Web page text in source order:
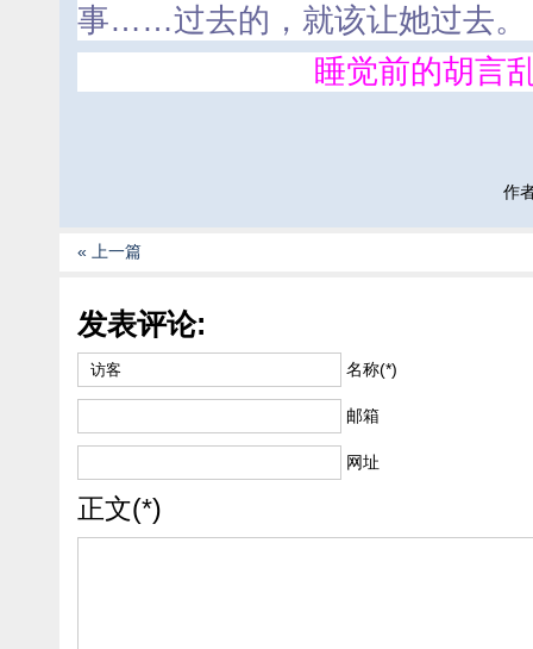
事……过去的，就该让她过去。
睡觉前的胡言
作
« 上一篇
发表评论:
名称(*)
邮箱
网址
正文(*)